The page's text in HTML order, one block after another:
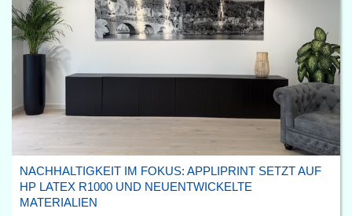
NACHHALTIGKEIT IM FOKUS: APPLIPRINT SETZT AUF
HP LATEX R1000 UND NEUENTWICKELTE
MATERIALIEN